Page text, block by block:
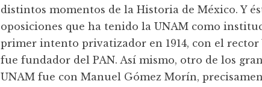
distintos momentos de la Historia de México. Y
oposiciones que ha tenido la UNAM como
primer intento privatizador en 1914, con el
fue fundador del PAN. Así mismo, otro de los
UNAM fue con Manuel Gómez Morín,